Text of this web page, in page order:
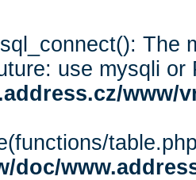
The
use mysqli or
www/
doc/